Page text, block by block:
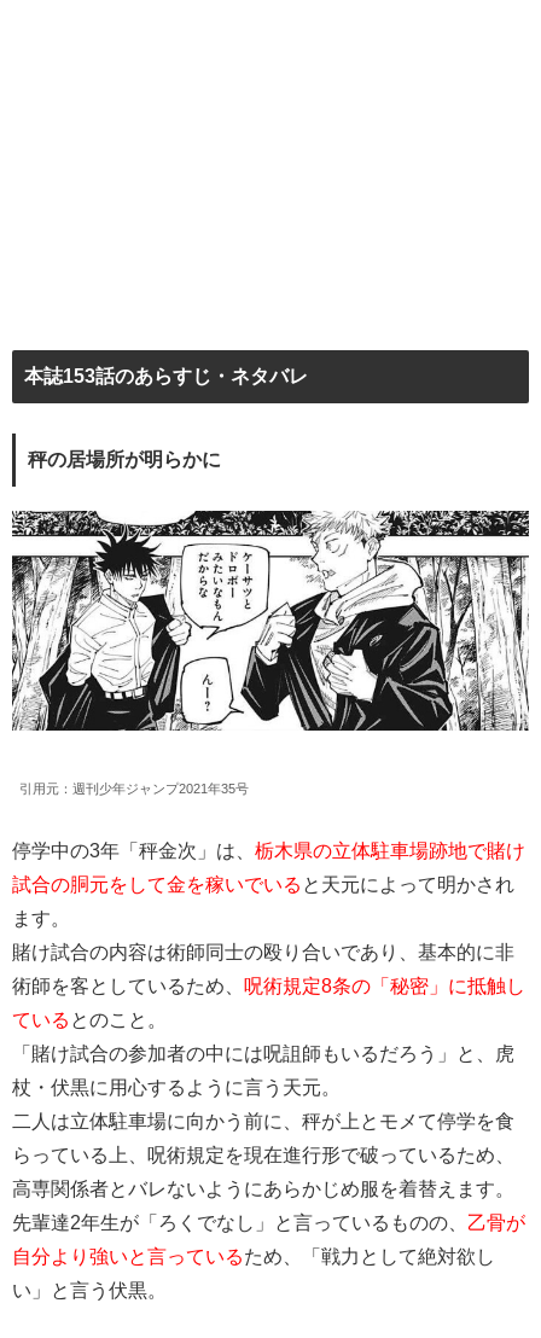
本誌153話のあらすじ・ネタバレ
秤の居場所が明らかに
引用元：週刊少年ジャンプ2021年35号
停学中の3年「秤金次」は、 栃木県の立体駐車場跡地で賭け
試合の胴元をして金を稼いでいる と天元によって明かされ
ます。
賭け試合の内容は術師同士の殴り合いであり、基本的に非
術師を客としているため、 呪術規定8条の「秘密」に抵触し
ている とのこと。
「賭け試合の参加者の中には呪詛師もいるだろう」と、虎
杖・伏黒に用心するように言う天元。
二人は立体駐車場に向かう前に、秤が上とモメて停学を食
らっている上、呪術規定を現在進行形で破っているため、
高専関係者とバレないようにあらかじめ服を着替えます。
先輩達2年生が「ろくでなし」と言っているものの、 乙骨が
自分より強いと言っているため、「戦力として絶対欲し
い」と言う伏黒。